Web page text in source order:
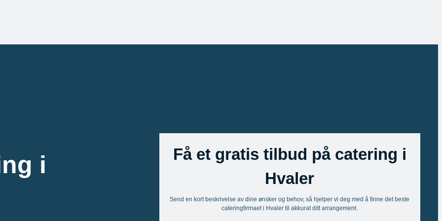
i
Få et gratis tilbud på catering i
Hvaler
Send en kort beskrivelse av dine ønsker og behov, så hjelper vi deg med å finne det beste
cateringfirmaet i Hvaler til akkurat ditt arrangement.